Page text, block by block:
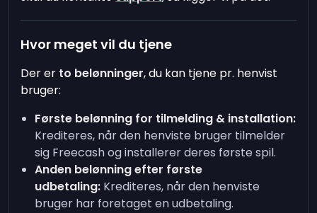
Hvor meget vil du tjene
Der er to belønninger, du kan tjene pr. henvist
bruger:
Første belønning for tilmelding & installation:
Krediteres, når den henviste bruger tilmelder
sig Freecash og installerer deres første spil.
Anden belønning efter første
udbetaling: Krediteres, når den henviste
bruger har foretaget en udbetaling.